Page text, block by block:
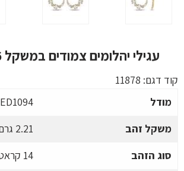
עגילי יהלומים צמודים במשקל 1.06 קראט
קוד דגם: 11878
מודל
ED1094
משקל זהב
2.21 גרם
סוג הזהב
14 קראט - צהוב | לבן